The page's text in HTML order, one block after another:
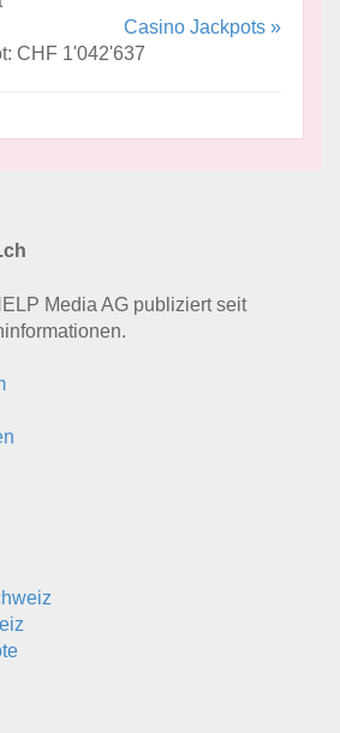
Casino Jackpots »
CHF 1'042'637
Media AG publiziert seit